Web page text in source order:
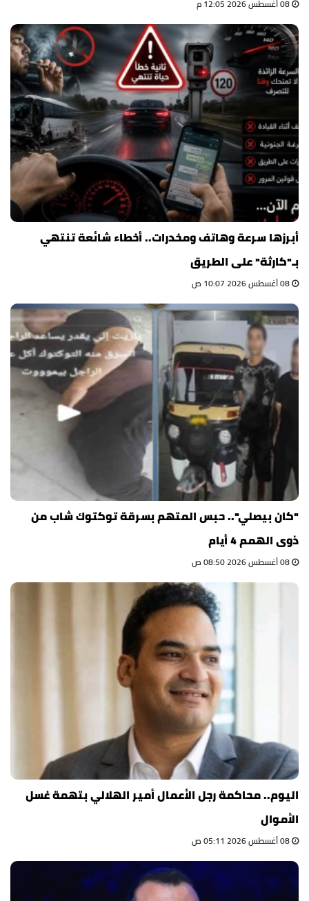
أبرزها سرعة وهاتف ومخدرات.. أخطاء شائعة تنتهي
بـ"كارثة" على الطريق
"كان بيصلي".. حبس المتهم بسرقة توكتوك شاب من
ذوى الهمم 4 أيام
اليوم.. محاكمة رجل الأعمال أمير الهلالي بتهمة غسل
الأموال